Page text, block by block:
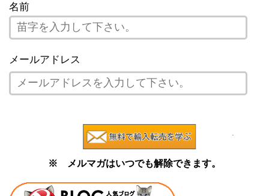
名前
メールアドレス
※ メルマガはいつでも解除できます。